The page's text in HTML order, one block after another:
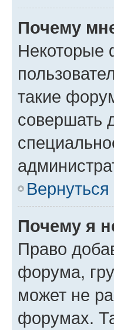
Почему
Некоторые
такие
совершать
Почему я
Право
форума,
может не
форумах.